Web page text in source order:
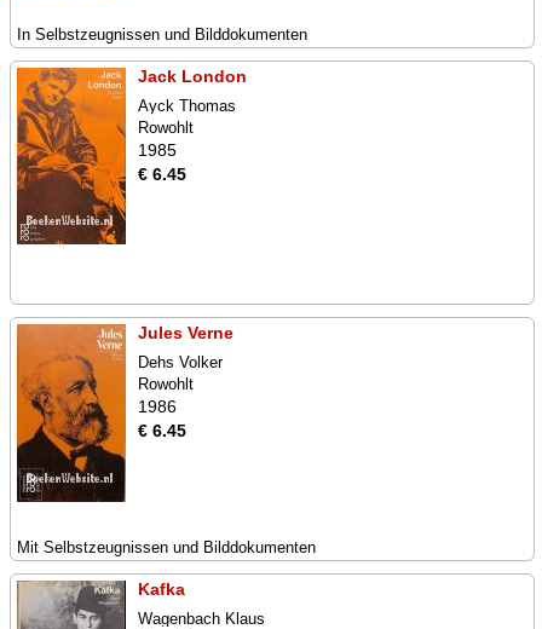
In Selbstzeugnissen und Bilddokumenten
Jack London
Ayck Thomas
Rowohlt
1985
€ 6.45
Jules Verne
Dehs Volker
Rowohlt
1986
€ 6.45
Mit Selbstzeugnissen und Bilddokumenten
Kafka
Wagenbach Klaus